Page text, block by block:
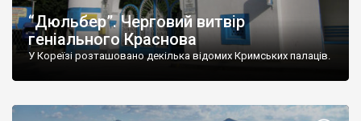
“Дюльбер”. Черговий витвір
геніального Краснова
У Кореїзі розташовано декілька відомих Кримських палаців.